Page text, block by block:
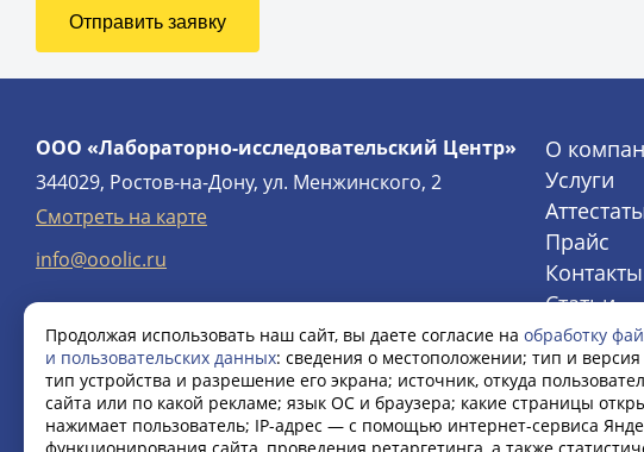
ООО «Лабораторно-исследовательский Центр»
344029, Ростов-на-Дону, ул. Менжинского, 2
Смотреть на карте
info@ooolic.ru
О
Услуги
Прайс
Контакты
Статьи
Продолжая использовать наш сайт, вы даете согласие на обработку
и пользовательских данных: сведения о местоположении; тип и
тип устройства и разрешение его экрана; источник, откуда
сайта или по какой рекламе; язык ОС и браузера; какие страницы
нажимает пользователь; IP-адрес — с помощью интернет-сервиса